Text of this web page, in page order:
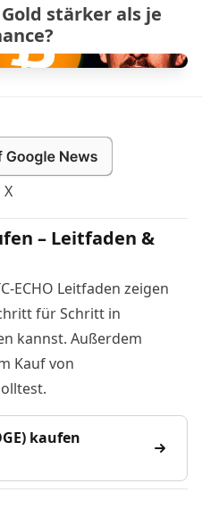
stärker als je
– Leitfaden &
ECHO Leitfaden zeigen
für Schritt in
kannst. Außerdem
Kauf von
kaufen